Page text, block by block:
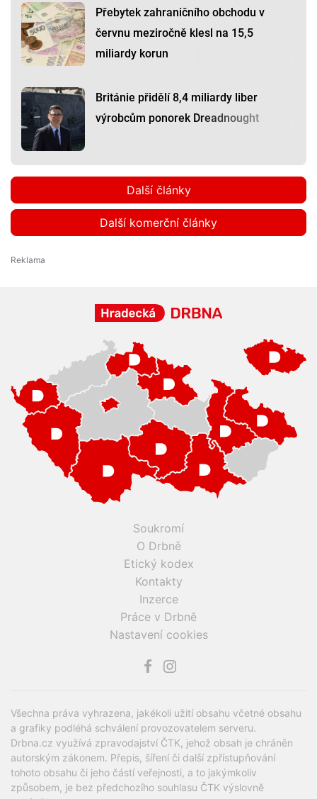
Přebytek zahraničního obchodu v
červnu meziročně klesl na 15,5
miliardy korun
Británie přidělí 8,4 miliardy liber
výrobcům ponorek Dreadnought
Další články
Další komerční články
Soukromí
O Drbně
Etický kodex
Kontakty
Inzerce
Práce v Drbně
Nastavení cookies
Všechna práva vyhrazena, jakékoli užití obsahu včetné obsahu
a grafiky podléhá schválení provozovatelem serveru.
Drbna.cz využívá zpravodajství ČTK, jehož obsah je chráněn
autorským zákonem. Přepis, šíření či další zpřístupňování
tohoto obsahu či jeho částí veřejnosti, a to jakýmkoliv
způsobem, je bez předchozího souhlasu ČTK výslovně